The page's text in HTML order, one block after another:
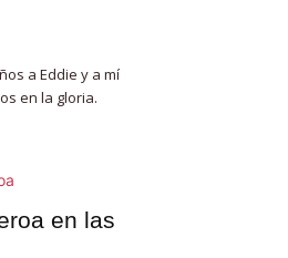
a Eddie y a mí
en la gloria.
en las